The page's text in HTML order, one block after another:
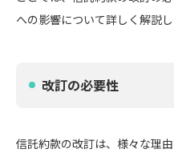
への影響について詳しく解説し
改訂の必要性
信託約款の改訂は、様々な理由